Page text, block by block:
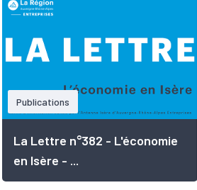
Publications
La Lettre n°382 - L'économie
en Isère - ...